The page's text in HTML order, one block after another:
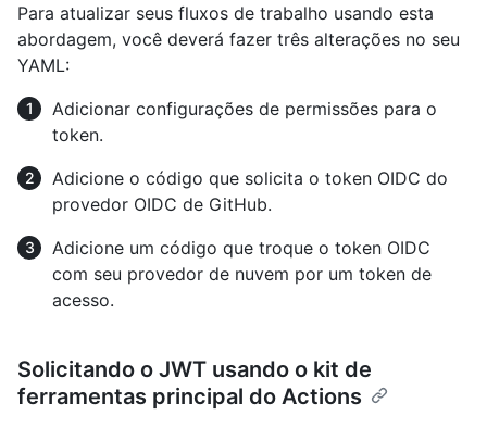
Para atualizar seus fluxos de trabalho usando esta
abordagem, você deverá fazer três alterações no seu
YAML:
Adicionar configurações de permissões para o
token.
Adicione o código que solicita o token OIDC do
provedor OIDC de GitHub.
Adicione um código que troque o token OIDC
com seu provedor de nuvem por um token de
acesso.
Solicitando o JWT usando o kit de
ferramentas principal do Actions